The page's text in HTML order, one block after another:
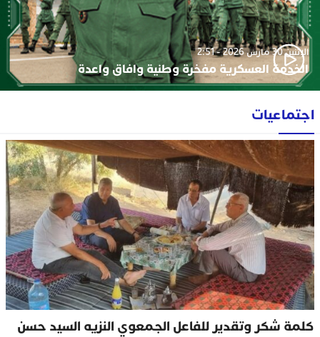
الإثنين 30 مارس 2026 - 2:51
الخدمة العسكرية مفخرة وطنية وافاق واعدة
اجتماعيات
كلمة شكر وتقدير للفاعل الجمعوي النزيه السيد حسن